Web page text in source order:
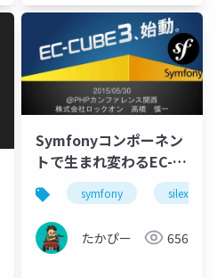
Symfonyコンポーネン
トで生まれ変わるEC-
CUBE symfony silex
たかぴー 656